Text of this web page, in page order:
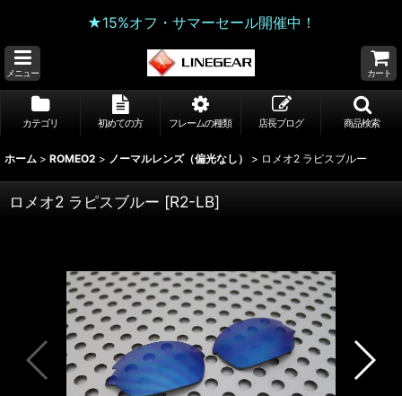
★15%オフ・サマーセール開催中！
メニュー カート
カテゴリ 初めての方 フレームの種類 店長ブログ 商品検索
ホーム > ROMEO2 > ノーマルレンズ（偏光なし） > ロメオ2 ラピスブルー
ロメオ2 ラピスブルー [R2-LB]